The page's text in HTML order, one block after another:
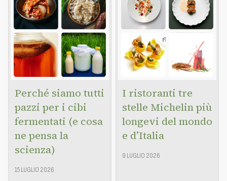
Perché siamo tutti
pazzi per i cibi
fermentati (e cosa
ne pensa la
scienza)
15 LUGLIO 2026
I ristoranti tre
stelle Michelin più
longevi del mondo
e d’Italia
9 LUGLIO 2026